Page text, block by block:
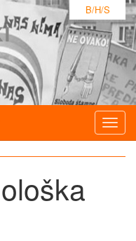
B/H/S